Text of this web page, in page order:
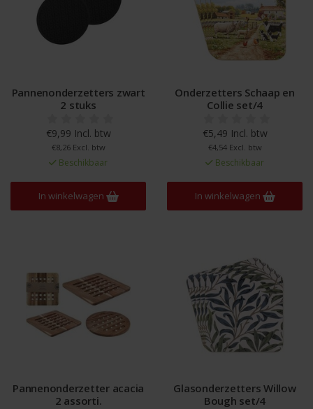
Pannenonderzetters zwart
2 stuks
€9,99 Incl. btw
€8,26 Excl. btw
Beschikbaar
In winkelwagen
Onderzetters Schaap en
Collie set/4
€5,49 Incl. btw
€4,54 Excl. btw
Beschikbaar
In winkelwagen
Pannenonderzetter acacia
2 assorti.
Glasonderzetters Willow
Bough set/4